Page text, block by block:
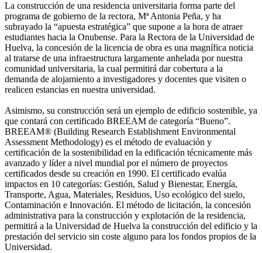
La construcción de una residencia universitaria forma parte del
programa de gobierno de la rectora, Mª Antonia Peña, y ha
subrayado la “apuesta estratégica” que supone a la hora de atraer
estudiantes hacia la Onubense. Para la Rectora de la Universidad de
Huelva, la concesión de la licencia de obra es una magnífica noticia
al tratarse de una infraestructura largamente anhelada por nuestra
comunidad universitaria, la cual permitirá dar cobertura a la
demanda de alojamiento a investigadores y docentes que visiten o
realicen estancias en nuestra universidad.
Asimismo, su construcción será un ejemplo de edificio sostenible, ya
que contará con certificado BREEAM de categoría “Bueno”.
BREEAM® (Building Research Establishment Environmental
Assessment Methodology) es el método de evaluación y
certificación de la sostenibilidad en la edificación técnicamente más
avanzado y líder a nivel mundial por el número de proyectos
certificados desde su creación en 1990. El certificado evalúa
impactos en 10 categorías: Gestión, Salud y Bienestar, Energía,
Transporte, Agua, Materiales, Residuos, Uso ecológico del suelo,
Contaminación e Innovación. El método de licitación, la concesión
administrativa para la construcción y explotación de la residencia,
permitirá a la Universidad de Huelva la construcción del edificio y la
prestación del servicio sin coste alguno para los fondos propios de la
Universidad.